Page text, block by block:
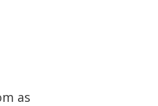
as